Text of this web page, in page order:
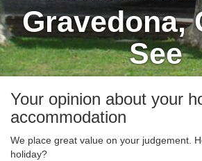
Gravedona,
See
Your opinion about your
accommodation
We place great value on your judgement.
holiday?